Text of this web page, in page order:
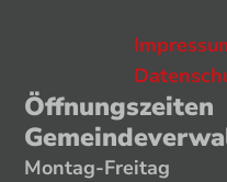
Öffnungszeiten
Montag-Freitag